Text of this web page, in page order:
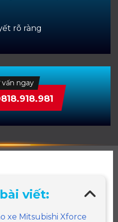
rõ ràng
vấn ngay
viết:
xe Mitsubishi Xforce